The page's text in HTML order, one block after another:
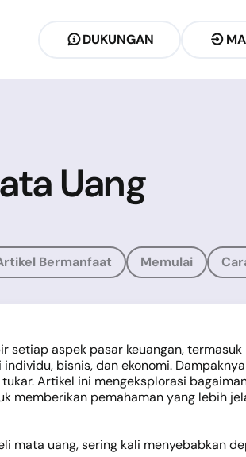
DUKUNGAN
Uang
Bermanfaat Memulai
aspek pasar keuangan,
bisnis, dan ekonomi.
Artikel ini mengeksplorasi
memberikan pemahaman yang lebih
mata uang, sering kali menyebabkan